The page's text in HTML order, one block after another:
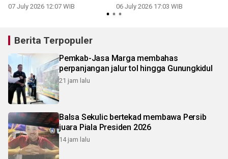
07 July 2026 12:07 WIB 06 July 2026 17:03 WIB
Berita Terpopuler
Pemkab-Jasa Marga membahas
perpanjangan jalur tol hingga Gunungkidul
21 jam lalu
Balsa Sekulic bertekad membawa Persib
juara Piala Presiden 2026
14 jam lalu